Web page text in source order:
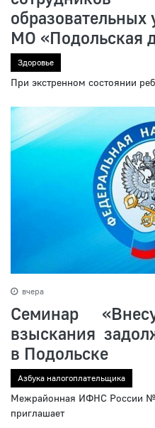
МО «Подольская
Здоровье
При экстренном состоянии
вчера
Семинар
взыскания
в Подольске
Азбука налогоплательщика
Межрайонная ИФНС России №
приглашает